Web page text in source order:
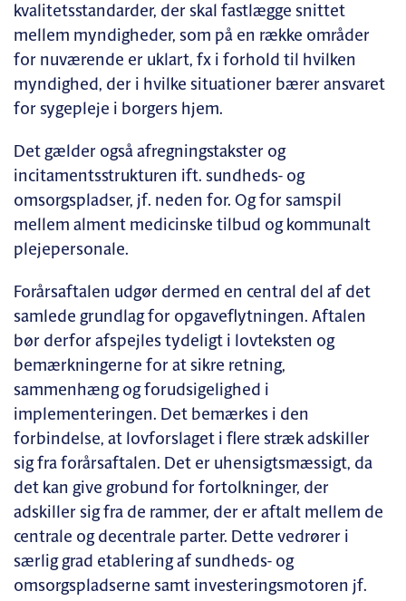
kvalitetsstandarder, der skal fastlægge snittet
mellem myndigheder, som på en række områder
for nuværende er uklart, fx i forhold til hvilken
myndighed, der i hvilke situationer bærer ansvaret
for sygepleje i borgers hjem.
Det gælder også afregningstakster og
incitamentsstrukturen ift. sundheds- og
omsorgspladser, jf. neden for. Og for samspil
mellem alment medicinske tilbud og kommunalt
plejepersonale.
Forårsaftalen udgør dermed en central del af det
samlede grundlag for opgaveflytningen. Aftalen
bør derfor afspejles tydeligt i lovteksten og
bemærkningerne for at sikre retning,
sammenhæng og forudsigelighed i
implementeringen. Det bemærkes i den
forbindelse, at lovforslaget i flere stræk adskiller
sig fra forårsaftalen. Det er uhensigtsmæssigt, da
det kan give grobund for fortolkninger, der
adskiller sig fra de rammer, der er aftalt mellem de
centrale og decentrale parter. Dette vedrører i
særlig grad etablering af sundheds- og
omsorgspladserne samt investeringsmotoren jf.